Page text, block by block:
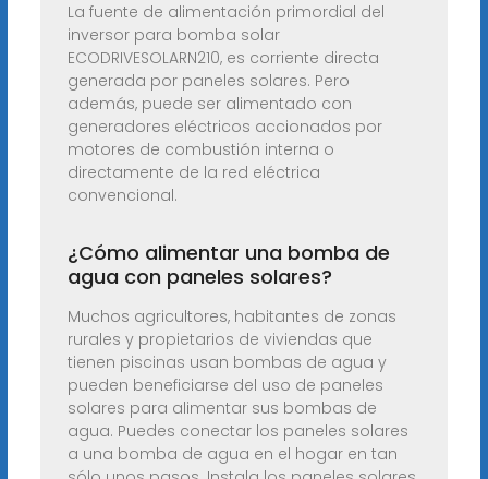
La fuente de alimentación primordial del
inversor para bomba solar
ECODRIVESOLARN210, es corriente directa
generada por paneles solares. Pero
además, puede ser alimentado con
generadores eléctricos accionados por
motores de combustión interna o
directamente de la red eléctrica
convencional.
¿Cómo alimentar una bomba de
agua con paneles solares?
Muchos agricultores, habitantes de zonas
rurales y propietarios de viviendas que
tienen piscinas usan bombas de agua y
pueden beneficiarse del uso de paneles
solares para alimentar sus bombas de
agua. Puedes conectar los paneles solares
a una bomba de agua en el hogar en tan